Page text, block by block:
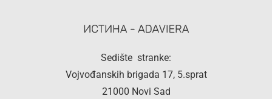
Sedište stranke:
Vojvođanskih brigada 17, 5.sprat
21000 Novi Sad